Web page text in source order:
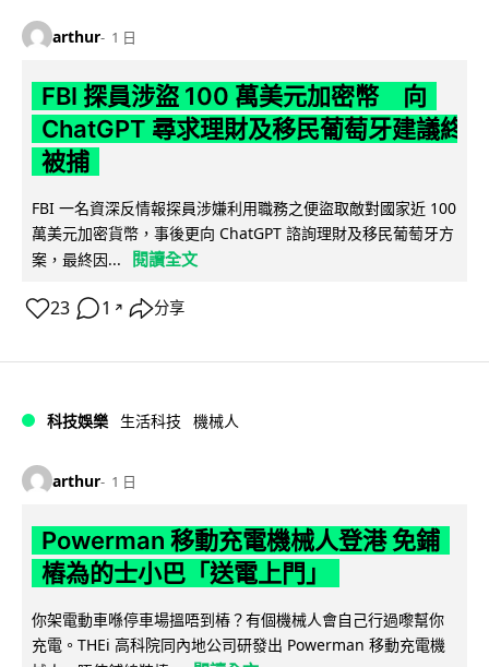
arthur 1 日
FBI 探員涉盜 100 萬美元加密幣 向
ChatGPT 尋求理財及移民葡萄牙建議終
被捕
FBI 一名資深反情報探員涉嫌利用職務之便盜取敵對國家近 100
萬美元加密貨幣，事後更向 ChatGPT 諮詢理財及移民葡萄牙方
案，最終因...
閱讀全文
23 1 ↗ 分享
科技娛樂 生活科技 機械人
arthur 1 日
Powerman 移動充電機械人登港 免鋪
樁為的士小巴「送電上門」
你架電動車喺停車場搵唔到樁？有個機械人會自己行過嚟幫你
充電。THEi 高科院同內地公司研發出 Powerman 移動充電機